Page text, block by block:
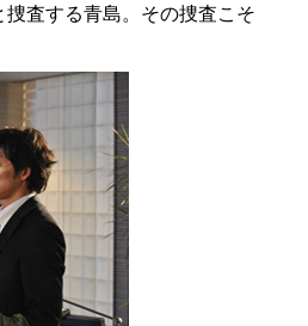
査する青島。その捜査こそ